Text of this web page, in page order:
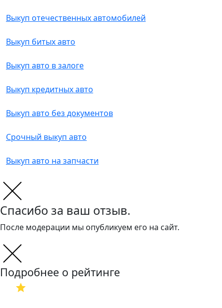
Выкуп отечественных автомобилей
Выкуп битых авто
Выкуп авто в залоге
Выкуп кредитных авто
Выкуп авто без документов
Срочный выкуп авто
Выкуп авто на запчасти
Спасибо за ваш отзыв.
После модерации мы опубликуем его на сайт.
Подробнее о рейтинге